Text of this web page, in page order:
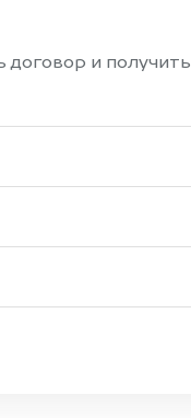
договор и получить